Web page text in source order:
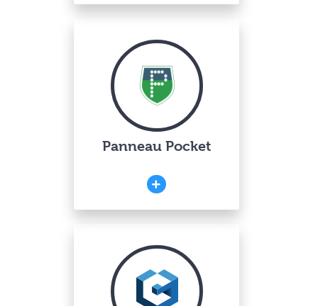
Panneau Pocket